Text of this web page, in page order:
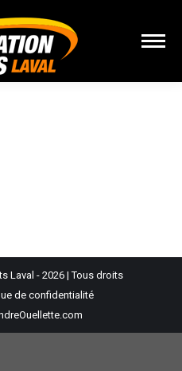
Laval - 2026 | Tous droits
de confidentialité